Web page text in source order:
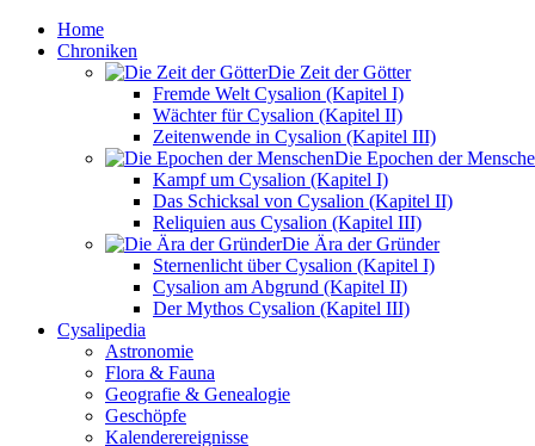
Home
Chroniken
Die Zeit der Götter
Fremde Welt Cysalion (Kapitel I)
Wächter für Cysalion (Kapitel II)
Zeitenwende in Cysalion (Kapitel III)
Die Epochen der
Kampf um Cysalion (Kapitel I)
Das Schicksal von Cysalion (Kapitel II)
Reliquien aus Cysalion (Kapitel III)
Die Ära der Gründer
Sternenlicht über Cysalion (Kapitel I)
Cysalion am Abgrund (Kapitel II)
Der Mythos Cysalion (Kapitel III)
Cysalipedia
Astronomie
Flora & Fauna
Geografie & Genealogie
Geschöpfe
Kalenderereignisse